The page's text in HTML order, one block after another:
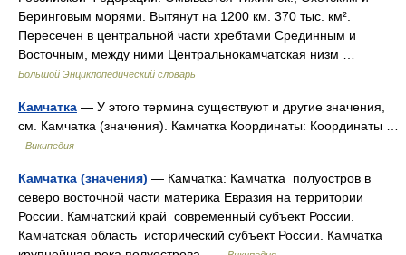
Беринговым морями. Вытянут на 1200 км. 370 тыс. км².
Пересечен в центральной части хребтами Срединным и
Восточным, между ними Центральнокамчатская низм …
Большой Энциклопедический словарь
Камчатка — У этого термина существуют и другие значения,
см. Камчатка (значения). Камчатка Координаты: Координаты …
Википедия
Камчатка (значения) — Камчатка: Камчатка полуостров в
северо восточной части материка Евразия на территории
России. Камчатский край современный субъект России.
Камчатская область исторический субъект России. Камчатка